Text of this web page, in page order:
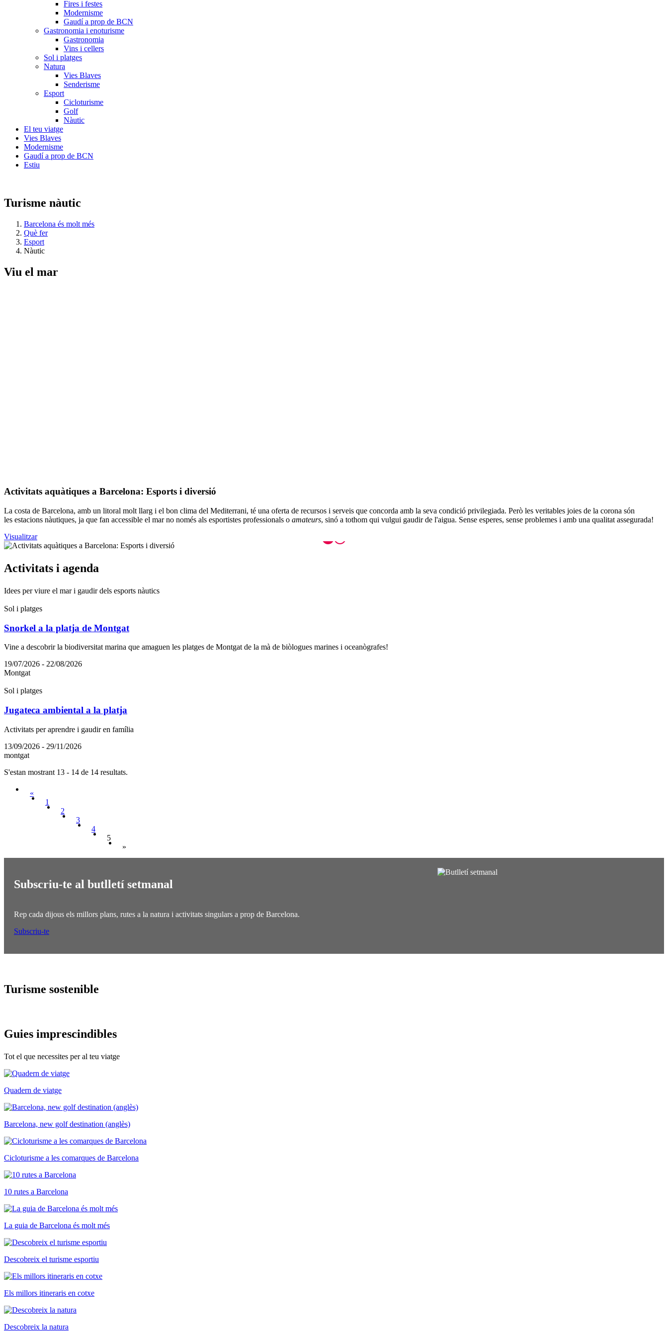
Fires i festes
Modernisme
Gaudí a prop de BCN
Gastronomia i enoturisme
Gastronomia
Vins i cellers
Sol i platges
Natura
Vies Blaves
Senderisme
Esport
Cicloturisme
Golf
Nàutic
El teu viatge
Vies Blaves
Modernisme
Gaudí a prop de BCN
Estiu
Turisme nàutic
Barcelona és molt més
Què fer
Esport
Nàutic
Viu el mar
Activitats aquàtiques a Barcelona: Esports i diversió
La costa de Barcelona, amb un litoral molt llarg i el bon clima del Mediterrani, té una oferta de recursos i serveis que concorda amb la seva condició privilegiada. Però les veritables joies de la corona són
les estacions nàutiques, ja que fan accessible el mar no només als esportistes professionals o amateurs, sinó a tothom qui vulgui gaudir de l'aigua. Sense esperes, sense problemes i amb una qualitat assegurada!
Visualitzar
Activitats i agenda
Idees per viure el mar i gaudir dels esports nàutics
Sol i platges
Snorkel a la platja de Montgat
Vine a descobrir la biodiversitat marina que amaguen les platges de Montgat de la mà de biòlogues marines i oceanògrafes!
19/07/2026 - 22/08/2026
Montgat
Sol i platges
Jugateca ambiental a la platja
Activitats per aprendre i gaudir en família
13/09/2026 - 29/11/2026
montgat
S'estan mostrant 13 - 14 de 14 resultats.
«
1
2
3
4
5
»
Subscriu-te al butlletí setmanal
Rep cada dijous els millors plans, rutes a la natura i activitats singulars a prop de Barcelona.
Subscriu-te
Turisme sostenible
Guies imprescindibles
Tot el que necessites per al teu viatge
Quadern de viatge
Barcelona, new golf destination (anglès)
Cicloturisme a les comarques de Barcelona
10 rutes a Barcelona
La guia de Barcelona és molt més
Descobreix el turisme esportiu
Els millors itineraris en cotxe
Descobreix la natura